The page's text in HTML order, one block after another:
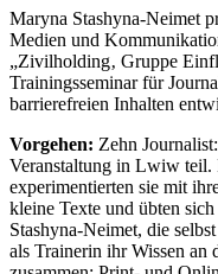
Maryna Stashyna-Neimet
Medien und
„Zivilholding‚ Gruppe
Trainingsseminar für
barrierefreien Inhalten
Vorgehen: Zehn
Veranstaltung in Lwiw teil.
experimentierten sie mit
kleine Texte und übten
Stashyna-Neimet, die
als Trainerin ihr Wissen an